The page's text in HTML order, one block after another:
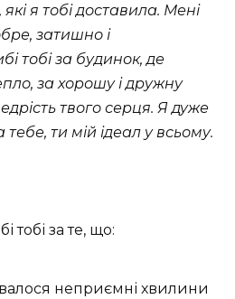
я тобі доставила. Мені
затишно і
тобі за будинок, де
за хорошу і дружну
твого серця. Я дуже
ти мій ідеал у всьому.
тобі за те, що:
неприємні хвилини